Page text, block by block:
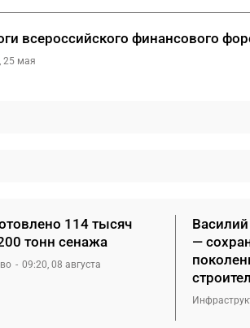
всероссийского финансового
25 мая
114 тысяч
тонн сенажа
09:20, 08 августа
—